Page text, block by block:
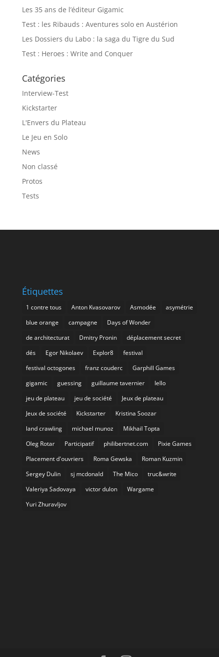
Les 35 ans de l’éditeur Gigamic
Test : les Ribauds : Aventures solo en Austérion
Les Dossiers du Labo : la saga du Tigre du Sud
Test : Heroes : Write and Conquer
Catégories
Interview-Test
Kickstarter
L'Envers du Plateau
Le Jeu en Solo
News
Non classé
Protos
Tests
Étiquettes
1 contre tous Anton Kvasovarov Asmodée
asymétrie
blue orange
campagne
Days of Wonder
de architecturat
Dmitry Pronin
déplacement secret
dés
Egor Nikolaev Explor8
festival
festival octogones
franz couderc
Garphill Games
gigamic
guessing guillaume tavernier
Iello
jeu de plateau
jeu de société
Jeux de plateau
Jeux de société
Kickstarter
Kristina Soozar
land crawling
michael munoz
Mikhail Topta
Oleg Rotar
Participatif philibertnet.com
Pixie Games
Placement d'ouvriers
Roma Gewska
Roman Kuzmin
Sergey Dulin
sj mcdonald The Mico
truc&write
Valeriya Sadovaya
victor dulon
Wargame
Yuri Zhuravljov